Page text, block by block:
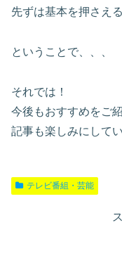
先ずは基本を押さえ
ということで、、、
それでは！
今後もおすすめをご
記事も楽しみにして
テレビ番組・芸能